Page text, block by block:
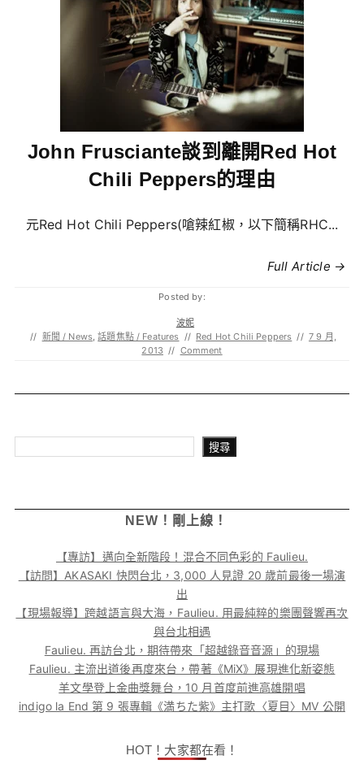
John Frusciante談到離開Red Hot
Chili Peppers的理由
元Red Hot Chili Peppers(嗆辣紅椒，以下簡稱RHC...
Full Article →
Posted by:
波妮
// 新聞 / News,話題焦點 / Features // Red Hot Chili Peppers // 7 9 月,
2013 // Comment
搜尋
NEW！剛上線！
【專訪】邁向全新階段！混合不同色彩的 Faulieu.
【訪問】AKASAKI 快閃台北，3,000 人見證 20 歲前最後一場演
出
【現場報導】跨越語言與大海，Faulieu. 用最純粹的樂團聲響再次
與台北相遇
Faulieu. 再訪台北，期待帶來「超越錄音音源」的現場
Faulieu. 主流出道後再度來台，帶著《MiX》展現進化新姿態
羊文學登上金曲獎舞台，10 月首度前進高雄開唱
indigo la End 第 9 張專輯《満ちた紫》主打歌〈夏目〉MV 公開
HOT！大家都在看！